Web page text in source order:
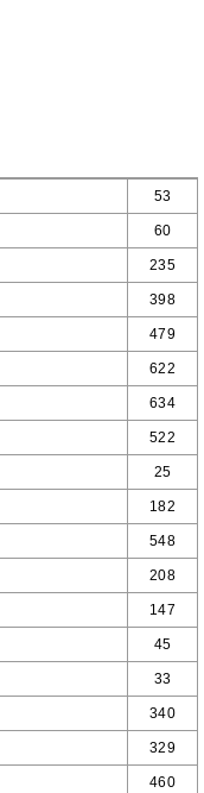
53
60
235
398
479
622
634
522
25
182
548
208
147
45
33
340
329
460